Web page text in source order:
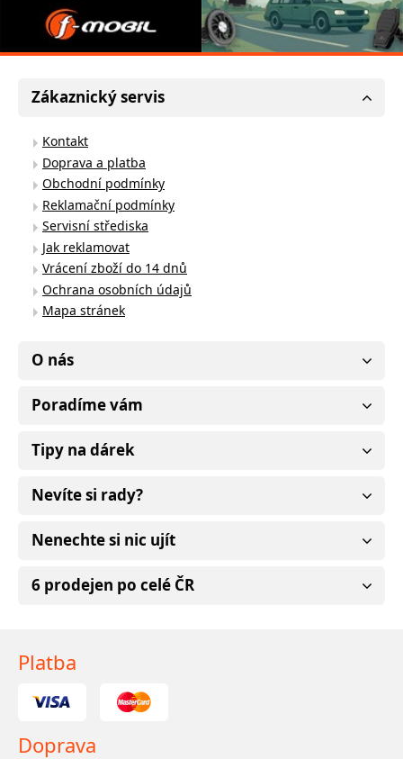
Zákaznický servis
Kontakt
Doprava a platba
Obchodní podmínky
Reklamační podmínky
Servisní střediska
Jak reklamovat
Vrácení zboží do 14 dnů
Ochrana osobních údajů
Mapa stránek
O nás
Poradíme vám
Tipy na dárek
Nevíte si rady?
Nenechte si nic ujít
6 prodejen po celé ČR
Platba
Doprava